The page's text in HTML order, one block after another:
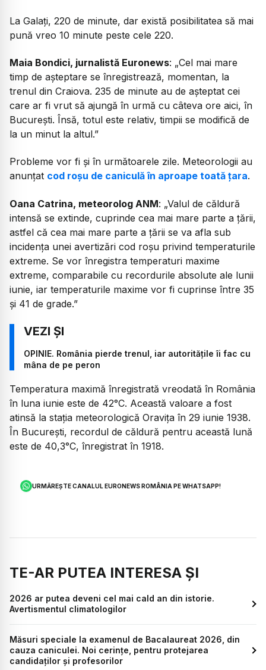
La Galați, 220 de minute, dar există posibilitatea să mai
pună vreo 10 minute peste cele 220.
Maia Bondici, jurnalistă Euronews: „Cel mai mare
timp de așteptare se înregistrează, momentan, la
trenul din Craiova. 235 de minute au de așteptat cei
care ar fi vrut să ajungă în urmă cu câteva ore aici, în
București. Însă, totul este relativ, timpii se modifică de
la un minut la altul.”
Probleme vor fi și în următoarele zile. Meteorologii au
anunțat cod roșu de caniculă în aproape toată țara.
Oana Catrina, meteorolog ANM: „Valul de căldură
intensă se extinde, cuprinde cea mai mare parte a țării,
astfel că cea mai mare parte a țării se va afla sub
incidența unei avertizări cod roșu privind temperaturile
extreme. Se vor înregistra temperaturi maxime
extreme, comparabile cu recordurile absolute ale lunii
iunie, iar temperaturile maxime vor fi cuprinse între 35
și 41 de grade.”
OPINIE. România pierde trenul, iar autoritățile îi fac cu
mâna de pe peron
Temperatura maximă înregistrată vreodată în România
în luna iunie este de 42°C. Această valoare a fost
atinsă la stația meteorologică Oravița în 29 iunie 1938.
În București, recordul de căldură pentru această lună
este de 40,3°C, înregistrat în 1918.
URMĂREȘTE CANALUL EURONEWS ROMÂNIA PE WHATSAPP!
TE-AR PUTEA INTERESA ȘI
2026 ar putea deveni cel mai cald an din istorie.
Avertismentul climatologilor
Măsuri speciale la examenul de Bacalaureat 2026, din
cauza caniculei. Noi cerințe, pentru protejarea
candidaților și profesorilor